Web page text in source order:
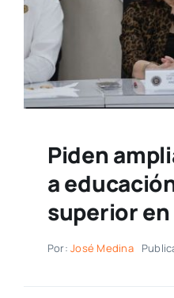
Piden
a
superior
Por:José Medina